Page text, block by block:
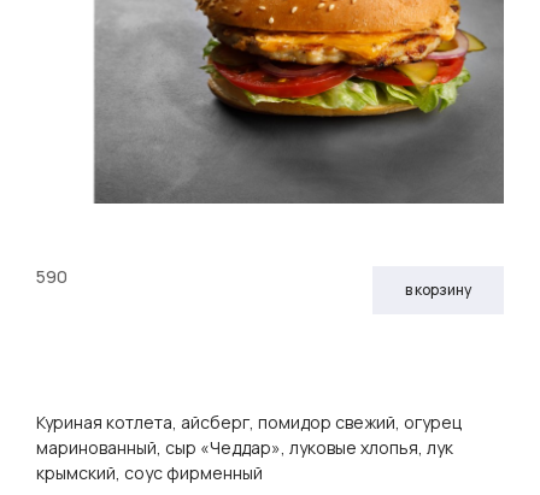
590
в корзину
Куриная котлета, айсберг, помидор свежий, огурец
маринованный, сыр «Чеддар», луковые хлопья, лук
крымский, соус фирменный